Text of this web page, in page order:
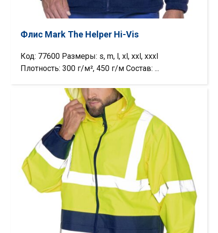
Флис Mark The Helper Hi-Vis
Код: 77600 Размеры: s, m, l, xl, xxl, xxxl
Плотность: 300 г/м², 450 г/м Состав: ...